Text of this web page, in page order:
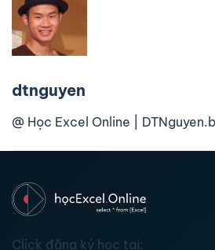
dtnguyen
@ Học Excel Online |
Click đăng ký học tại: